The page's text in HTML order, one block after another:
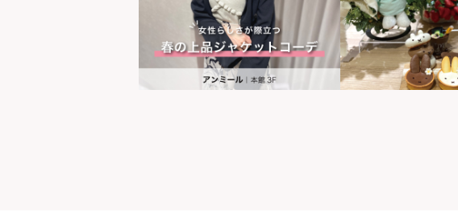
世界の山ちゃん
[居酒屋]
世界の
[居酒屋]